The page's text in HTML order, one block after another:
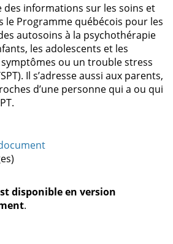
des informations sur les soins et
le Programme québécois pour les
autosoins à la psychothérapie
les adolescents et les
ou un trouble stress
Il s’adresse aussi aux parents,
d’une personne qui a ou qui
disponible en version
.